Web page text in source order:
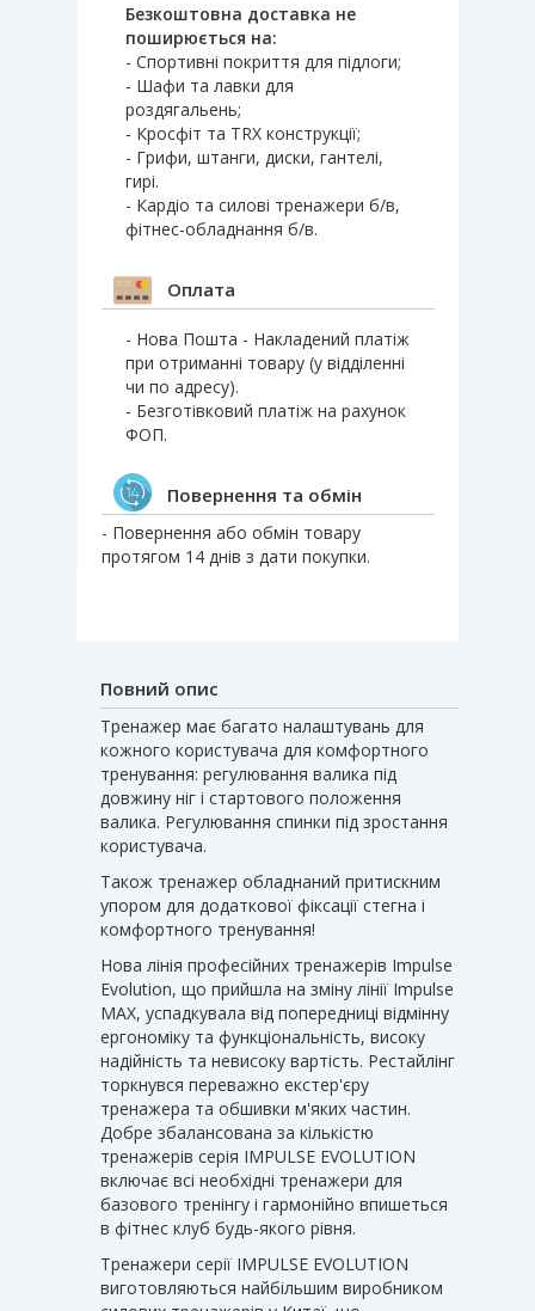
Безкоштовна доставка не
поширюється на:
- Спортивні покриття для підлоги;
- Шафи та лавки для
роздягальень;
- Кросфіт та TRX конструкції;
- Грифи, штанги, диски, гантелі,
гирі.
- Кардіо та силові тренажери б/в,
фітнес-обладнання б/в.
Оплата
- Нова Пошта - Накладений платіж
при отриманні товару (у відділенні
чи по адресу).
- Безготівковий платіж на рахунок
ФОП.
Повернення та обмін
- Повернення або обмін товару
протягом 14 днів з дати покупки.
Повний опис
Тренажер має багато налаштувань для
кожного користувача для комфортного
тренування: регулювання валика під
довжину ніг і стартового положення
валика. Регулювання спинки під зростання
користувача.
Також тренажер обладнаний притискним
упором для додаткової фіксації стегна і
комфортного тренування!
Нова лінія професійних тренажерів Impulse
Evolution, що прийшла на зміну лінії Impulse
MAX, успадкувала від попередниці відмінну
ергономіку та функціональність, високу
надійність та невисоку вартість. Рестайлінг
торкнувся переважно екстер'єру
тренажера та обшивки м'яких частин.
Добре збалансована за кількістю
тренажерів серія IMPULSE EVOLUTION
включає всі необхідні тренажери для
базового тренінгу і гармонійно впишеться
в фітнес клуб будь-якого рівня.
Тренажери серії IMPULSE EVOLUTION
виготовляються найбільшим виробником